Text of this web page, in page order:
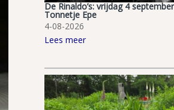
De Rinaldo’s: vrijdag 4
Tonnetje Epe
4-08-2026
Lees meer